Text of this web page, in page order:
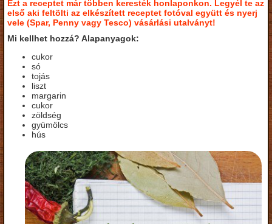
Ezt a receptet már többen keresték honlaponkon. Legyél te az
első aki feltölti az elkészített receptet fotóval együtt és nyerj
vele (Spar, Penny vagy Tesco) vásárlási utalványt!
Mi kellhet hozzá? Alapanyagok:
cukor
só
tojás
liszt
margarin
cukor
zöldség
gyümölcs
hús